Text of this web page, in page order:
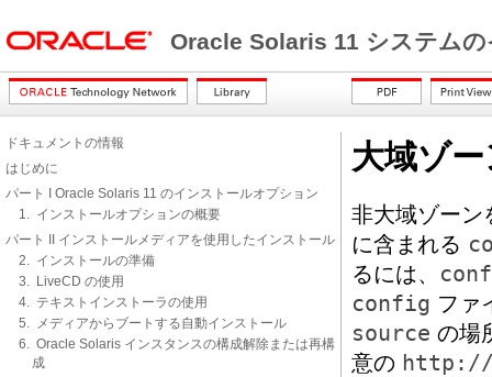
Oracle Solaris 11 システム
ドキュメントの情報
はじめに
パート I Oracle Solaris 11 のインストールオプション
1. インストールオプションの概要
パート II インストールメディアを使用したインストール
2. インストールの準備
3. LiveCD の使用
4. テキストインストーラの使用
5. メディアからブートする自動インストール
6. Oracle Solaris インスタンスの構成解除または再構
成
大域ゾ
非大域ゾーン
に含まれる
るには、
config ファ
source の場
意の